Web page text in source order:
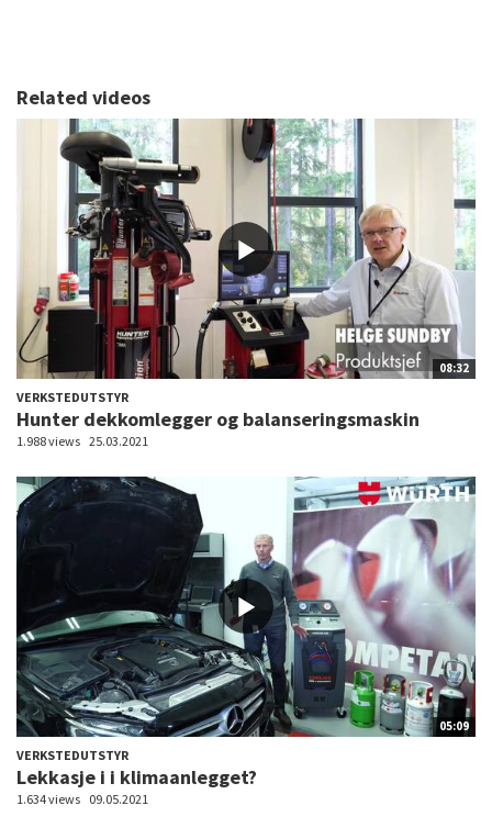
Related videos
08:32
VERKSTEDUTSTYR
Hunter dekkomlegger og balanseringsmaskin
1.988 views 25.03.2021
05:09
VERKSTEDUTSTYR
Lekkasje i i klimaanlegget?
1.634 views 09.05.2021